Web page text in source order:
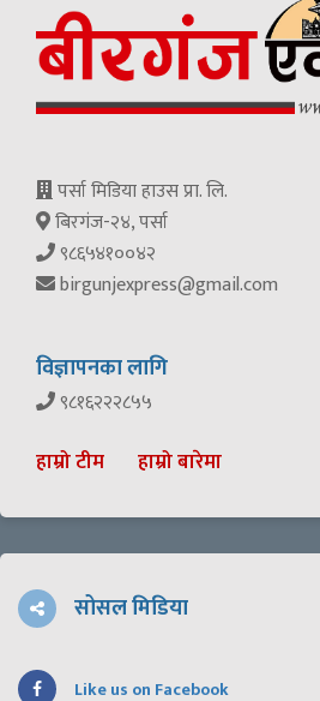
पर्सा मिडिया हाउस प्रा. लि.
बिरगंज-२४, पर्सा
९८६५४१००४२
birgunjexpress@gmail.com
विज्ञापनका लागि
९८१६२२२८५५
हाम्रो टीम हाम्रो बारेमा
सोसल मिडिया
Like us on Facebook